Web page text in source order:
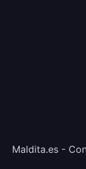
Maldita.es -